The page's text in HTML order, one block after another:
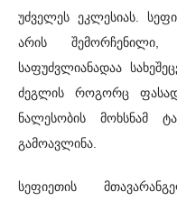
უძველეს ეკლესიას.
არის შემორჩენილი,
საფუძვლიანადაა
ძეგლის როგორც
ნალესობის მოხსნამ
გამოავლინა.
სეფიეთის